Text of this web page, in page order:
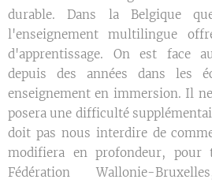
durable. Dans la Belgique
l'enseignement multilingue
d'apprentissage. On est face
depuis des années dans les
enseignement en immersion. Il
posera une difficulté
doit pas nous interdire de
modifiera en profondeur, pour
Fédération Wallonie-